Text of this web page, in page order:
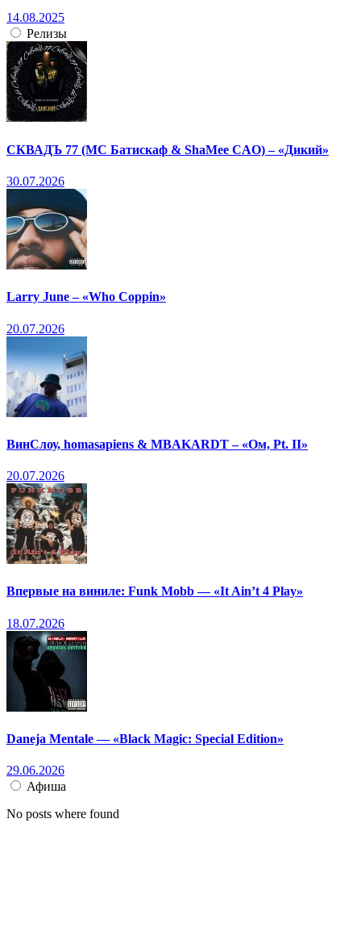
14.08.2025
Релизы
СКВАДЪ 77 (МС Батискаф & ShaMee CAO) – «Дикий»
30.07.2026
Larry June – «Who Coppin»
20.07.2026
ВинСлоу, homasapiens & MBAKARDT – «Ом, Pt. II»
20.07.2026
Впервые на виниле: Funk Mobb — «It Ain’t 4 Play»
18.07.2026
Daneja Mentale — «Black Magic: Special Edition»
29.06.2026
Афиша
No posts where found